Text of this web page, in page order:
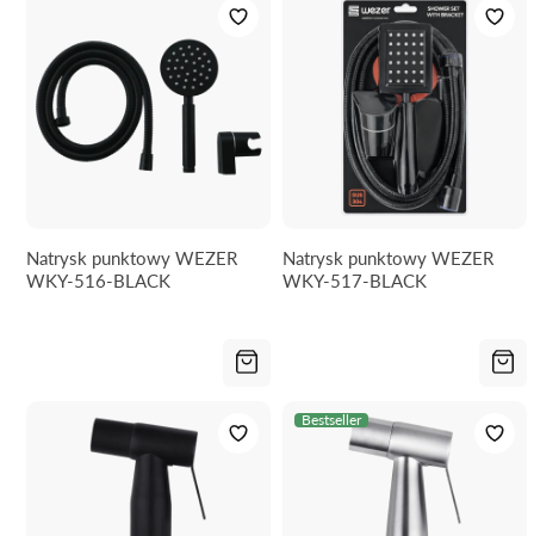
Natrysk punktowy WEZER
WKY-516-BLACK
Natrysk punktowy WEZER
WKY-517-BLACK
Bestseller